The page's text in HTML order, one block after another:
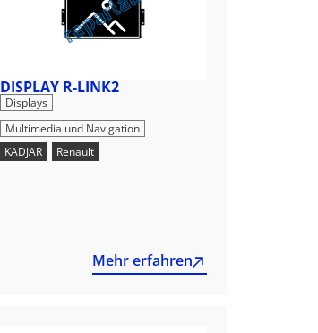
DISPLAY R-LINK2
Displays
Multimedia und Navigation
KADJAR
Renault
Mehr erfahren